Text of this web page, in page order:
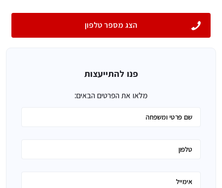
הצג מספר טלפון
פנו להתייעצות
מלאו את הפרטים הבאים: